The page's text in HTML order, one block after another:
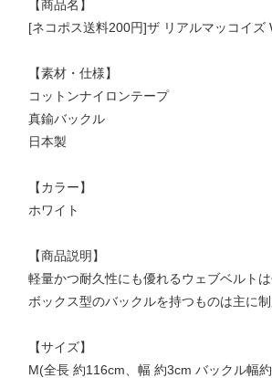
【商品名】
[ネコポス送料200円]ザ リアルマッコイ
【素材・仕様】
コットンナイロンテープ
真鍮バックル
日本製
【カラー】
ホワイト
【商品説明】
軽量かつ耐久性にも優れるウェブベルト
ボックス型のバックルを持つものは主に
【サイズ】
M(全長 約116cm、幅 約3cm バックル幅